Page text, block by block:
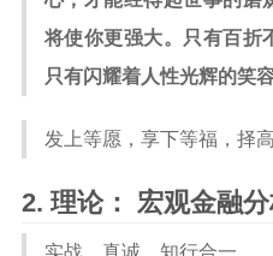
将使你更强大。只有百折
只有闪耀着人性光辉的笑
发上等愿，享下等福，择
理论： 宏观金融
实战、真诚，知行合一